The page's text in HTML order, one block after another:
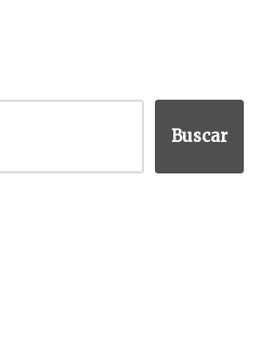
Buscar